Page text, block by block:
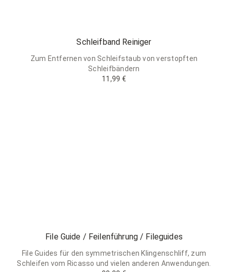
Schleifband Reiniger
Zum Entfernen von Schleifstaub von verstopften
Schleifbändern
11,99 €
File Guide / Feilenführung / Fileguides
File Guides für den symmetrischen Klingenschliff, zum
Schleifen vom Ricasso und vielen anderen Anwendungen.